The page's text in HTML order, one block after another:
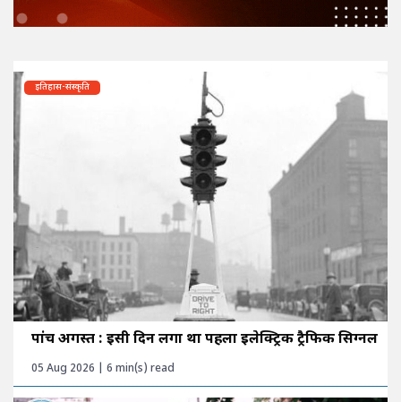
इतिहास-संस्कृति
पांच अगस्त : इसी दिन लगा था पहला इलेक्ट्रिक ट्रैफिक सिग्नल
05 Aug 2026 | 6 min(s) read